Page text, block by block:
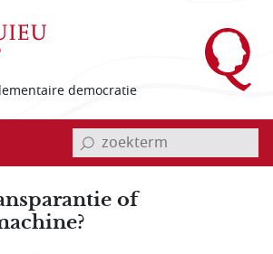
democratie
invoerveld zoekterm
of